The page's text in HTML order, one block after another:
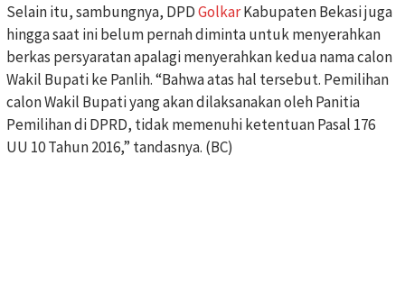
Selain itu, sambungnya, DPDGolkarKabupaten Bekasi juga
hingga saat ini belum pernah diminta untuk menyerahkan
berkas persyaratan apalagi menyerahkan kedua nama calon
Wakil Bupati ke Panlih. “Bahwa atas hal tersebut. Pemilihan
calon Wakil Bupati yang akan dilaksanakan oleh Panitia
Pemilihan di DPRD, tidak memenuhi ketentuan Pasal 176
UU 10 Tahun 2016,” tandasnya. (BC)